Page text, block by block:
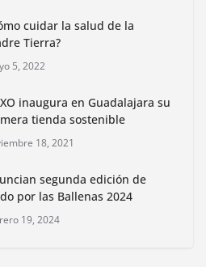
de Xochimilco
Naturalista Urbano 2026 y
para promover
urbanos y jardines
cuidar la salud de la
Tierra?
5, 2022
inaugura en Guadalajara su
tienda sostenible
18, 2021
segunda edición de
por las Ballenas 2024
19, 2024